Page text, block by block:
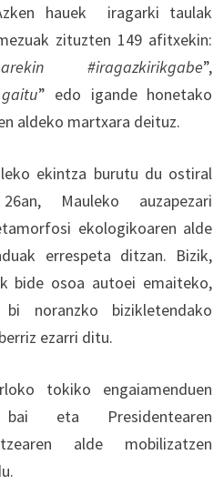
hauek iragarki taulak
zituzten 149 afitxekin:
#iragazkirikgabe”,
” edo igande honetako
aldeko martxara deituz.
ekintza burutu du ostiral
Mauleko auzapezari
ekologikoaren alde
errespeta ditzan. Bizik,
bide osoa autoei emaiteko,
noranzko bizikletendako
ezarri ditu.
tokiko engaiamenduen
eta Presidentearen
alde mobilizatzen